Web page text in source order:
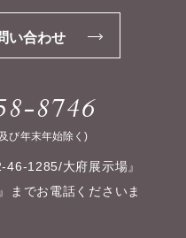
い合わせ
8746
び年末年始除く)
46-1285/大府展示場』
までお電話くださいま